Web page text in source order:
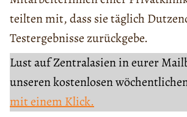
teilten mit, dass sie täglich
Testergebnisse zurückgebe.
Lust auf Zentralasien in eurer
unseren kostenlosen
mit einem Klick.